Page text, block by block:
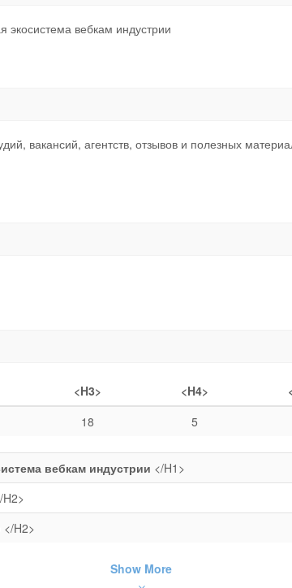
вебкам индустрии
вакансий, агентств, отзывов и полезных
<H3> <H4>
18 5
вебкам индустрии </H1>
</H2>
Show More